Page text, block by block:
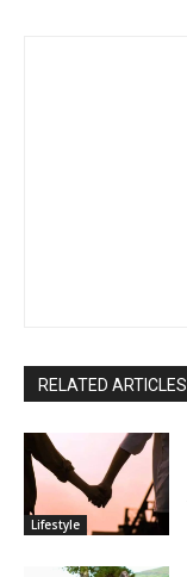
RELATED ARTICLES
Lifestyle